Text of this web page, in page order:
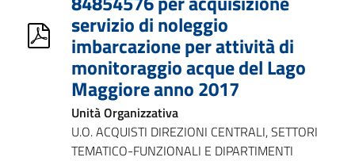
servizio di noleggio
imbarcazione per attività di
monitoraggio acque del Lago
Maggiore anno 2017
Unità Organizzativa
U.O. ACQUISTI DIREZIONI CENTRALI, SETTORI
TEMATICO-FUNZIONALI E DIPARTIMENTI